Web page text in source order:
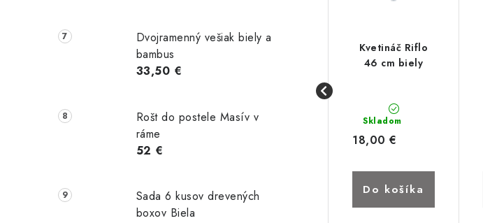
Dvojramenný vešiak biely a
bambus
33,50 €
Rošt do postele Masív v
ráme
52 €
Sada 6 kusov drevených
boxov Biela
Kvetináč Bloom
čierny betón
36x56 cm
Skladom
Do košíka
Kvetináč Porto
Skladom
Do košíka
Kvetináč Riflo
46 cm biely
Skladom
18,00 €
Do košíka